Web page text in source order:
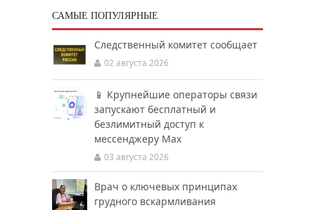
САМЫЕ ПОПУЛЯРНЫЕ
Следственный комитет сообщает
02 августа 2026
📱 Крупнейшие операторы связи
запускают бесплатный и
безлимитный доступ к
мессенджеру Мах
03 августа 2026
Врач о ключевых принципах
грудного вскармливания